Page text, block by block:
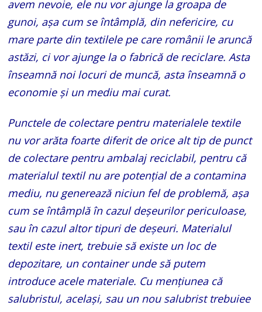
avem nevoie, ele nu vor ajunge la groapa de
gunoi, așa cum se întâmplă, din nefericire, cu
mare parte din textilele pe care românii le aruncă
astăzi, ci vor ajunge la o fabrică de reciclare. Asta
înseamnă noi locuri de muncă, asta înseamnă o
economie și un mediu mai curat.
Punctele de colectare pentru materialele textile
nu vor arăta foarte diferit de orice alt tip de punct
de colectare pentru ambalaj reciclabil, pentru că
materialul textil nu are potențial de a contamina
mediu, nu generează niciun fel de problemă, așa
cum se întâmplă în cazul deșeurilor periculoase,
sau în cazul altor tipuri de deșeuri. Materialul
textil este inert, trebuie să existe un loc de
depozitare, un container unde să putem
introduce acele materiale. Cu mențiunea că
salubristul, același, sau un nou salubrist trebuiee